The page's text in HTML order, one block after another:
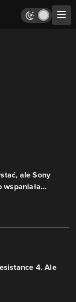
ale Sony
wspaniała...
4. Ale